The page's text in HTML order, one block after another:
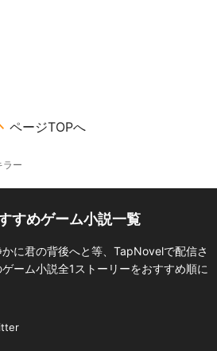
ページTOPへ
ラー
すめゲーム小説一覧
に君の背後へと等、TapNovelで配信さ
ーム小説全1ストーリーをおすすめ順に